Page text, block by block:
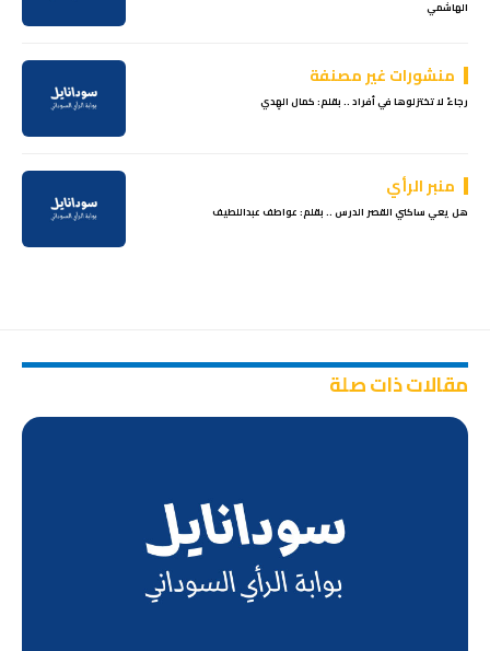
الهاشمي
منشورات غير مصنفة
رجاءً لا تختزلوها في أفراد .. بقلم: كمال الهِدي
منبر الرأي
هل يعي ساكني القصر الدرس .. بقلم: عواطف عبداللطيف
مقالات ذات صلة